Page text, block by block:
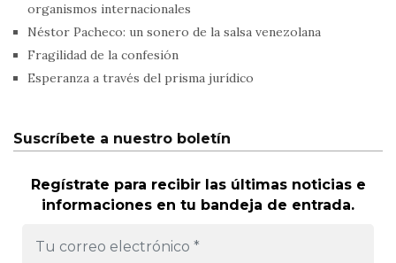
organismos internacionales
Néstor Pacheco: un sonero de la salsa venezolana
Fragilidad de la confesión
Esperanza a través del prisma jurídico
Suscríbete a nuestro boletín
Regístrate para recibir las últimas noticias e
informaciones en tu bandeja de entrada.